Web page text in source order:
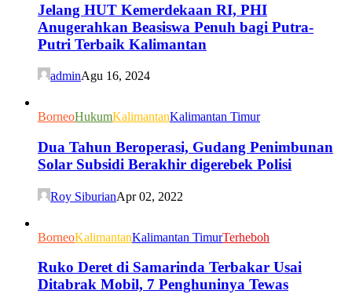
Jelang HUT Kemerdekaan RI, PHI
Anugerahkan Beasiswa Penuh bagi Putra-
Putri Terbaik Kalimantan
adminAgu 16, 2024
BorneoHukumKalimantanKalimantan Timur
Dua Tahun Beroperasi, Gudang Penimbunan
Solar Subsidi Berakhir digerebek Polisi
Roy SiburianApr 02, 2022
BorneoKalimantanKalimantan TimurTerheboh
Ruko Deret di Samarinda Terbakar Usai
Ditabrak Mobil, 7 Penghuninya Tewas